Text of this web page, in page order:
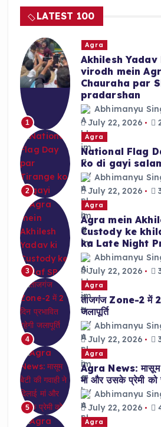
o
o
k
p
p
LATEST 100
1
Agra
Akhilesh
virodh mein
Chauraha par
pradarshan
Abhimanyu
July 22, 2026
2
Agra
National Flag
ko di gayi
Abhimanyu
July 22, 2026
3
Agra
Agra mein
Custody ke
ka Late Night
Abhimanyu
July 22, 2026
4
Agra
ताजगंज Zone-2 में 2
जलापूर्ति
Abhimanyu
July 22, 2026
5
Agra
Agra News: मासूम
मां और उसके प्रेमी को
Abhimanyu
July 22, 2026
Agra